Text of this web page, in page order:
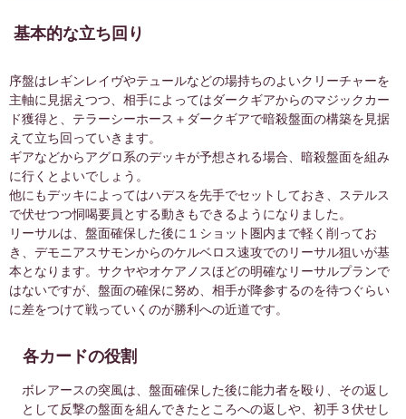
スペード 12
ダイヤ 6
クラブ 1
トータル 20
カードごとの生成コスト
カードセット レア度 カード名
ピ
エクストラパック
C ダークギア
ス
スタンダード
スタンダード
R テラーシーホース
スタンダード
SR 地獄の番犬ケルベロス
ク
基本的な立ち回り
序盤はレギンレイヴやテュールなどの場持ちのよいクリーチャーを
主軸に見据えつつ、相手によってはダークギアからのマジックカー
ド獲得と、テラーシーホース＋ダークギアで暗殺盤面の構築を見据
えて立ち回っていきます。
ギアなどからアグロ系のデッキが予想される場合、暗殺盤面を組み
に行くとよいでしょう。
他にもデッキによってはハデスを先手でセットしておき、ステルス
で伏せつつ恫喝要員とする動きもできるようになりました。
リーサルは、盤面確保した後に１ショット圏内まで軽く削ってお
き、デモニアスサモンからのケルベロス速攻でのリーサル狙いが基
本となります。サクヤやオケアノスほどの明確なリーサルプランで
はないですが、盤面の確保に努め、相手が降参するのを待つぐらい
に差をつけて戦っていくのが勝利への近道です。
各カードの役割
ボレアースの突風は、盤面確保した後に能力者を殴り、その返し
として反撃の盤面を組んできたところへの返しや、初手３伏せし